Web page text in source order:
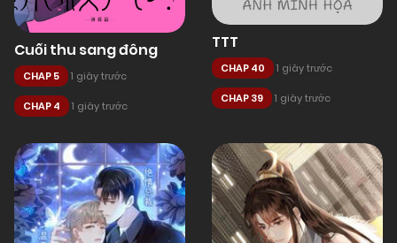
Cuối thu sang đông
CHAP 5 1 giây trước
CHAP 4 1 giây trước
TTT
CHAP 40 1 giây trước
CHAP 39 1 giây trước